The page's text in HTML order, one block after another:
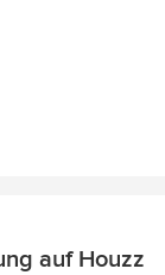
auf Houzz